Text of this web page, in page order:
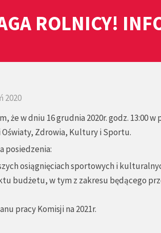
ROLNICY!
2020
że w dniu 16 grudnia 2020r. godz. 13:00
Oświaty, Zdrowia, Kultury i Sportu.
posiedzenia:
osiągnięciach sportowych i
budżetu, w tym z zakresu będącego
pracy Komisji na 2021r.